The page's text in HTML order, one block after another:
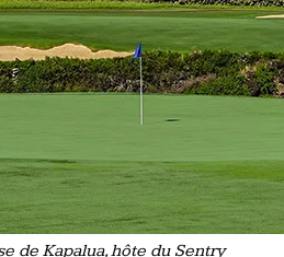
de Kapalua, hôte du Sentry